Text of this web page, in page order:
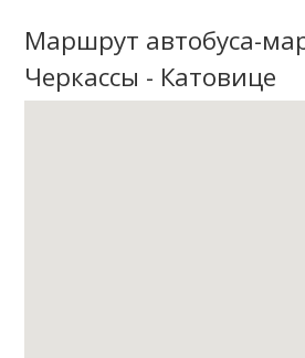
Маршрут автобуса-
Черкассы - Катовице